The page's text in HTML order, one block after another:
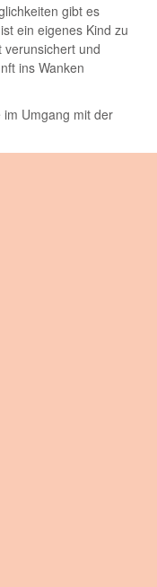
gibt es
ein eigenes Kind zu
verunsichert und
ins Wanken
Umgang mit der